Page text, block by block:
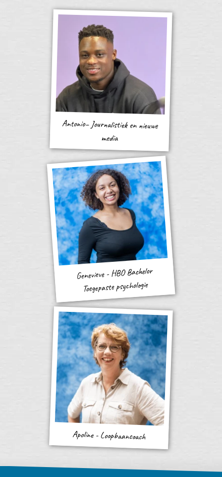
Antonio– Journalistiek en nieuwe
media
Genevieve - HBO Bachelor
Toegepaste psychologie
Apoline - Loopbaancoach